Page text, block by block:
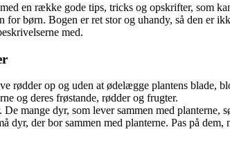
en række gode tips, tricks og opskrifter, som
børn. Bogen er ret stor og uhandy, så den er
med.
rødder op og uden at ødelægge plantens blade,
og deres frøstande, rødder og frugter.
De mange dyr, som lever sammen med
dyr, der bor sammen med planterne. Pas på